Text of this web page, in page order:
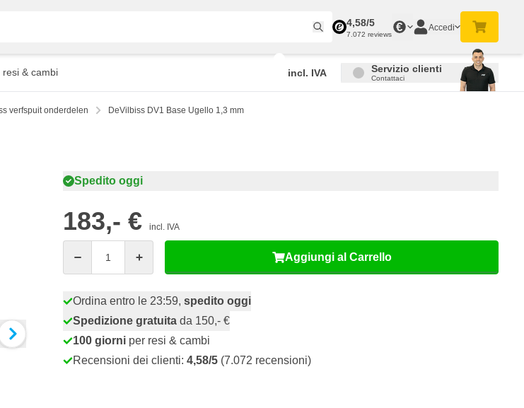
4,58/5
7.072 reviews
€ Accedi
resi & cambi incl. IVA Servizio clienti
Contattaci
verfspuit onderdelen DeVilbiss DV1 Base Ugello 1,3 mm
Spedito oggi
183,- € incl. IVA
Aggiungi al Carrello
Ordina entro le 23:59, spedito oggi
Spedizione gratuita da 150,- €
100 giorni per resi & cambi
Recensioni dei clienti: 4,58/5 (7.072 recensioni)